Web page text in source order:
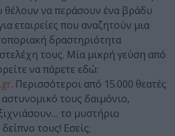
θέλουν να περάσουν ένα βράδυ
εταιρείες που αναζητούν μια
δραστηριότητα
τους. Mία μικρή γεύση από
να πάρετε εδώ:
r. Περισσότεροι από 15.000 θεατές
τους δαιμόνιο,
το μυστήριο
τους! Εσείς;